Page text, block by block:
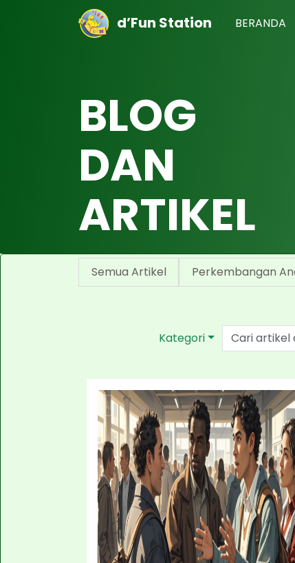
d’Fun Station BERANDA
BLOG
DAN
ARTIKEL
Semua Artikel Perkembangan
Kategori